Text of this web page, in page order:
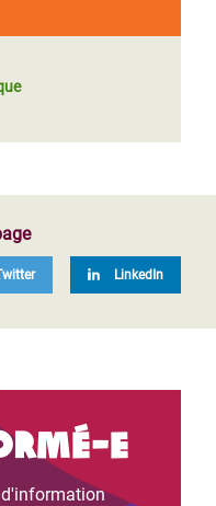
LinkedIn
e
d'information